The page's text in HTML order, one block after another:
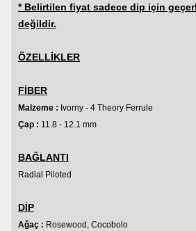
* Belirtilen fiyat sadece dip için
değildir.
ÖZELLİKLER
FİBER
Malzeme : Ivorny - 4 Theory Ferrule
Çap : 11.8 - 12.1 mm
BAĞLANTI
Radial Piloted
DİP
Ağaç : Rosewood, Cocobolo